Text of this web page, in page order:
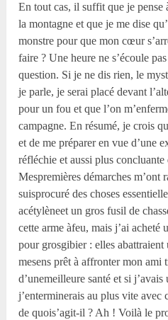
En tout cas, il suffit que je pense
la montagne et que je me dise
monstre pour que mon cœur
faire ? Une heure ne s’écoule
question. Si je ne dis rien, le
je parle, je serai placé devant
pour un fou et que l’on
campagne. En résumé, je crois
et de me préparer en vue d’une
réfléchie et aussi plus concluante
Mespremières démarches m’ont
suisprocuré des choses
acétylèneet un gros fusil de
cette arme àfeu, mais j’ai acheté
pour grosgibier : elles
mesens prêt à affronter mon ami
d’unemeilleure santé et si j’avais
j’enterminerais au plus vite avec
de quois’agit-il ? Ah ! Voilà le